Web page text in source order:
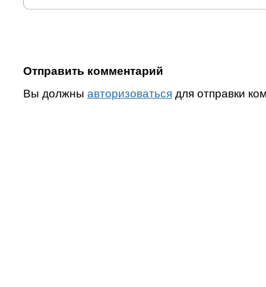
Отправить комментарий
Вы должны авторизоваться для отправки